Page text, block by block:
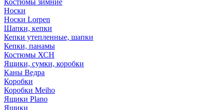
Костюмы зимние
Носки
Носки Lorpen
Шапки, кепки
Кепки утепленные, шапки
Кепки, панамы
Костюмы ХСН
Ящики, сумки, коробки
Каны Ведра
Коробки
Коробки Meiho
Ящики Plano
Ящики